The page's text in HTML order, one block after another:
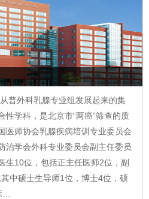
普外科乳腺专业组发展起来的集
性学科，是北京市“两癌”筛查的质
医师协会乳腺疾病培训专业委员会
治学会外科专业委员会副主任委员
生10位，包括正主任医师2位，副
中硕士生导师1位，博士4位，硕